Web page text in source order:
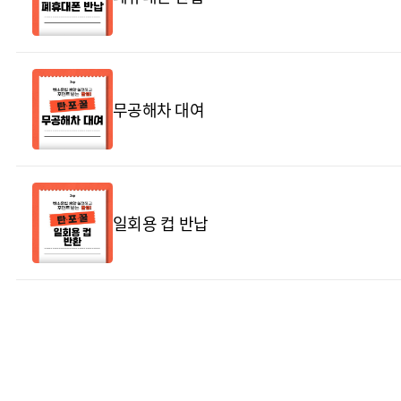
무공해차 대여
일회용 컵 반납